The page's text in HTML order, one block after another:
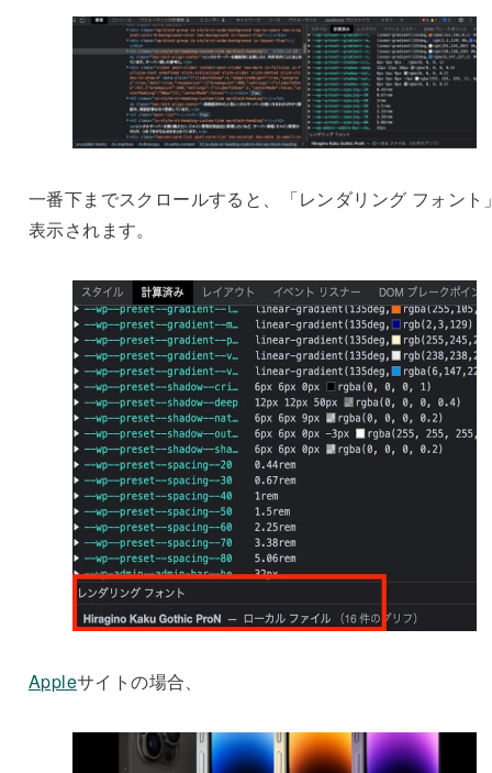
一番下までスクロールすると、「レンダリング フォント
表示されます。
Appleサイトの場合、